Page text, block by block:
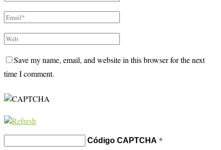
Save my name, email, and website in this browser for the next
time I comment.
Código CAPTCHA *